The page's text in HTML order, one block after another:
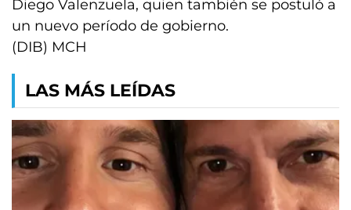
Diego Valenzuela, quien también se postuló a
un nuevo período de gobierno.
(DIB) MCH
LAS MÁS LEÍDAS